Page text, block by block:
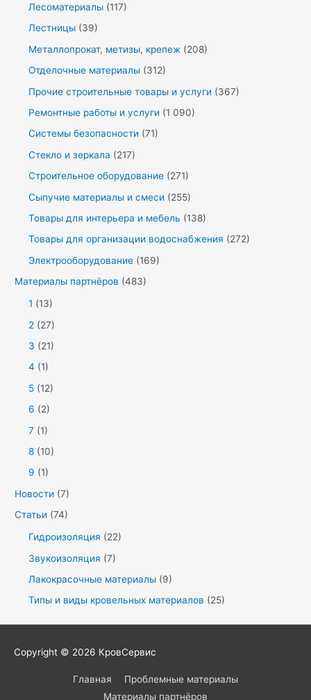
Лесоматериалы (117)
Лестницы (39)
Металлопрокат, метизы, крепеж (208)
Отделочные материалы (312)
Прочие строительные товары и услуги (367)
Ремонтные работы и услуги (1 090)
Системы безопасности (71)
Стекло и зеркала (217)
Строительное оборудование (271)
Сыпучие материалы и смеси (255)
Товары для интерьера и мебель (138)
Товары для организации водоснабжения (272)
Электрооборудование (169)
Материалы партнёров (483)
1 (13)
2 (27)
3 (21)
4 (1)
5 (12)
6 (2)
7 (1)
8 (10)
9 (1)
Новости (7)
Статьи (74)
Гидроизоляция (22)
Звукоизоляция (7)
Лакокрасочные материалы (9)
Типы и виды кровельных материалов (25)
Copyright © 2026 КровСервис
Главная
Проблемные материалы
Материалы партнёров